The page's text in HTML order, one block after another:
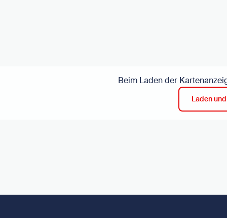
Beim Laden der
Laden